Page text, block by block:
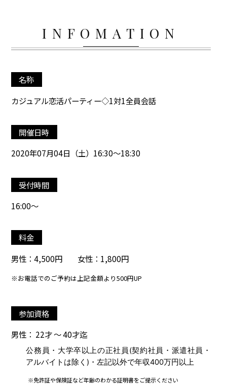
INFOMATION
名称
カジュアル恋活パーティー◇1対1全員会話
開催日時
2020年07月04日（土）16:30～18:30
受付時間
16:00～
料金
男性：4,500円 女性：1,800円
※お電話でのご予約は上記金額より500円UP
参加資格
男性： 22才 ～ 40才迄
公務員・大学卒以上の正社員(契約社員・派遣社員・
アルバイトは除く)・左記以外で年収400万円以上
※免許証や保険証など年齢のわかる証明書をご提示ください